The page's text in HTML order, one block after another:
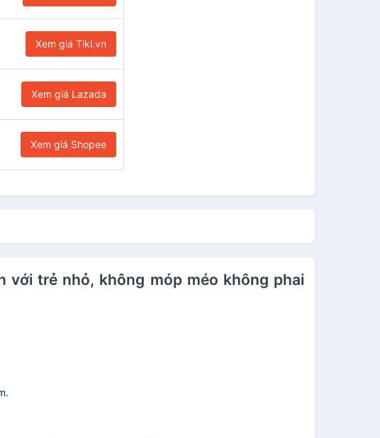
Xem giá Tiki.vn
Xem giá Lazada
Xem giá Shopee
với trẻ nhỏ, không móp méo không phai